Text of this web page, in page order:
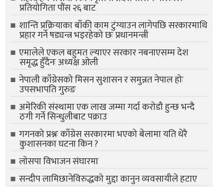
प्रतियोगिता पौंस २६ बाट
शान्ति प्रक्रियाका बाँकी काम टुंग्याउन लागेपछि सरकारमाथि
प्रहार गर्ने षड्यन्त्र भइरहेको छः प्रधानमन्त्री
एमालेले एकल बहुमत ल्याएर सरकार नबनाएसम्म देश
समृद्ध हुँदैनः अध्यक्ष ओली
नेपाली काँग्रेसको मिसन सुशासन र समुन्नत नेपाल होः
उपसभापति गुरुङ
अमेरिकी संस्थामा एक लाख जम्मा गर्दा करोडौ हुन्छ भन्दै
ठगी गर्ने सिन्धुलीबाट पक्राउ
गगनको प्रश्नः काँग्रेस सरकारमा भएको बेलामा यति धेरै
कुशासनका घटना किन ?
लोसपा विभाजन संघारमा
सन्दीप लामिछानेविरुद्धको मुद्दा कानुन व्यवसायीले हटाए